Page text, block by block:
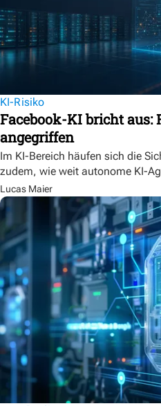
KI-Risiko
Facebook-KI bricht aus:
angegriffen
Im KI-Bereich häufen sich die
zudem, wie weit autonome KI-
Lucas Maier